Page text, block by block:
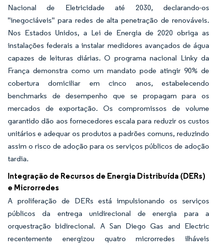
Nacional de Eletricidade até 2030, declarando-os
"inegociáveis" para redes de alta penetração de renováveis.
Nos Estados Unidos, a Lei de Energia de 2020 obriga as
instalações federais a instalar medidores avançados de água
capazes de leituras diárias. O programa nacional Linky da
França demonstra como um mandato pode atingir 90% de
cobertura domiciliar em cinco anos, estabelecendo
benchmarks de desempenho que se propagam para os
mercados de exportação. Os compromissos de volume
garantido dão aos fornecedores escala para reduzir os custos
unitários e adequar os produtos a padrões comuns, reduzindo
assim o risco de adoção para os serviços públicos de adoção
tardia.
Integração de Recursos de Energia Distribuída (DERs)
e Microrredes
A proliferação de DERs está impulsionando os serviços
públicos da entrega unidirecional de energia para a
orquestração bidirecional. A San Diego Gas and Electric
recentemente energizou quatro microrredes ilháveis